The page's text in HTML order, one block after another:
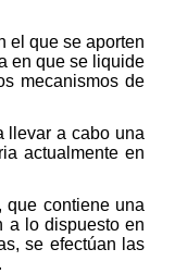
el que se aporten
en que se liquide
mecanismos de
llevar a cabo una
actualmente en
que contiene una
a lo dispuesto en
se efectúan las